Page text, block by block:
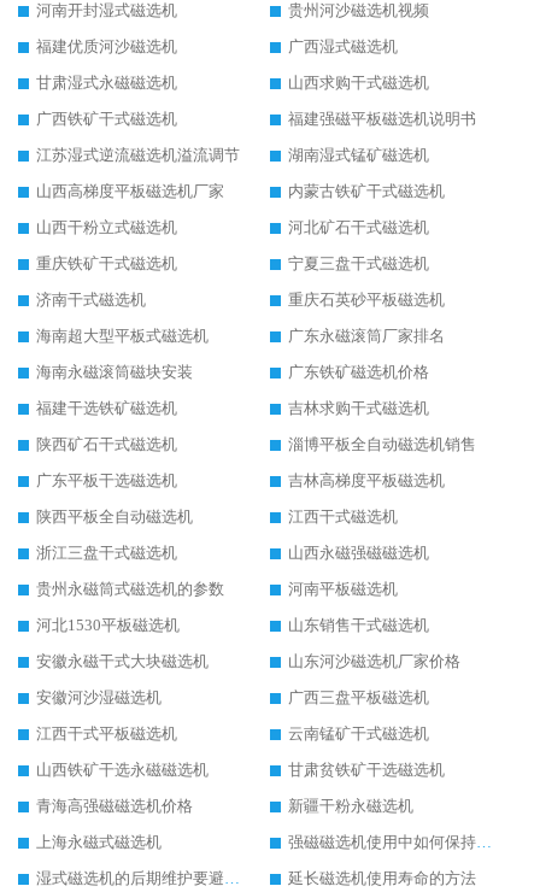
河南开封湿式磁选机
贵州河沙磁选机视频
福建优质河沙磁选机
广西湿式磁选机
甘肃湿式永磁磁选机
山西求购干式磁选机
广西铁矿干式磁选机
福建强磁平板磁选机说明书
江苏湿式逆流磁选机溢流调节
湖南湿式锰矿磁选机
山西高梯度平板磁选机厂家
内蒙古铁矿干式磁选机
山西干粉立式磁选机
河北矿石干式磁选机
重庆铁矿干式磁选机
宁夏三盘干式磁选机
济南干式磁选机
重庆石英砂平板磁选机
海南超大型平板式磁选机
广东永磁滚筒厂家排名
海南永磁滚筒磁块安装
广东铁矿磁选机价格
福建干选铁矿磁选机
吉林求购干式磁选机
陕西矿石干式磁选机
淄博平板全自动磁选机销售
广东平板干选磁选机
吉林高梯度平板磁选机
陕西平板全自动磁选机
江西干式磁选机
浙江三盘干式磁选机
山西永磁强磁磁选机
贵州永磁筒式磁选机的参数
河南平板磁选机
河北1530平板磁选机
山东销售干式磁选机
安徽永磁干式大块磁选机
山东河沙磁选机厂家价格
安徽河沙湿磁选机
广西三盘平板磁选机
江西干式平板磁选机
云南锰矿干式磁选机
山西铁矿干选永磁磁选机
甘肃贫铁矿干选磁选机
青海高强磁磁选机价格
新疆干粉永磁选机
上海永磁式磁选机
强磁磁选机使用中如何保持其顺畅运行
湿式磁选机的后期维护要避开哪些坑
延长磁选机使用寿命的方法